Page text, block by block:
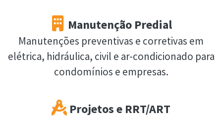
Manutenção Predial
Manutenções preventivas e corretivas em
elétrica, hidráulica, civil e ar-condicionado para
condomínios e empresas.
Projetos e RRT/ART